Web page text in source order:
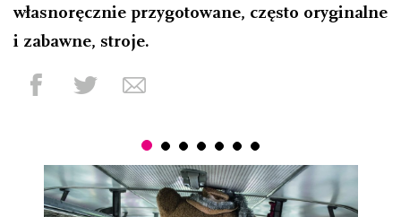
własnoręcznie przygotowane, często oryginalne
i zabawne, stroje.